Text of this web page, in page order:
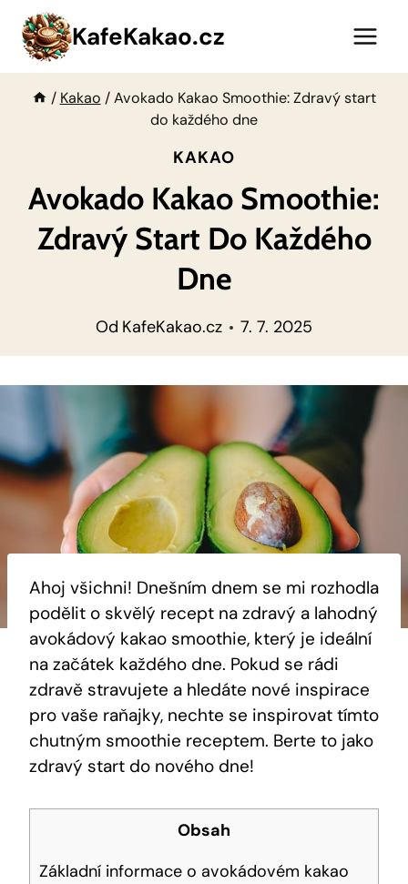
Přeskočit
obsah
KafeKakao.cz
/ Kakao / Avokado Kakao Smoothie: Zdravý start
do každého dne
KAKAO
Avokado Kakao Smoothie:
Zdravý Start Do Každého
Dne
Od KafeKakao.cz 7. 7. 2025
Ahoj všichni! Dnešním dnem se mi ⁤rozhodla​
podělit⁣ o skvělý recept na zdravý a lahodný
avokádový kakao smoothie, který je ‌ideální
na začátek každého dne. Pokud ⁤se rádi
zdravě stravujete a hledáte nové inspirace
pro vaše raňajky, nechte se inspirovat tímto
chutným smoothie receptem. Berte to ⁢jako
zdravý start do nového dne!
Obsah
Základní‍ informace o avokádovém kakao